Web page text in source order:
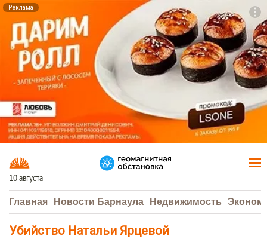
Реклама
10 августа
Главная Новости Барнаула Недвижимость
Убийство Натальи Ярцевой